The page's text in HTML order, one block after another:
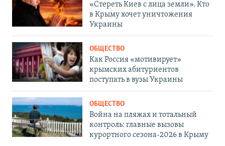
«Стереть Киев с лица земли». Кто
в Крыму хочет уничтожения
Украины
ОБЩЕСТВО
Как Россия «мотивирует»
крымских абитуриентов
поступать в вузы Украины
ОБЩЕСТВО
Война на пляжах и тотальный
контроль: главные вызовы
курортного сезона-2026 в Крыму